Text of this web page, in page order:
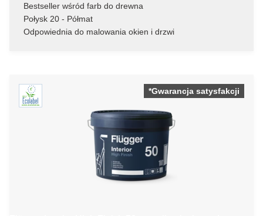
Bestseller wśród farb do drewna
Połysk 20 - Półmat
Odpowiednia do malowania okien i drzwi
*Gwarancja satysfakcji